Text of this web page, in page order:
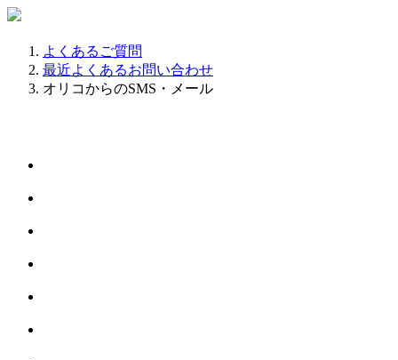
よくあるご質問
最近よくあるお問い合わせ
オリコからのSMS・メール